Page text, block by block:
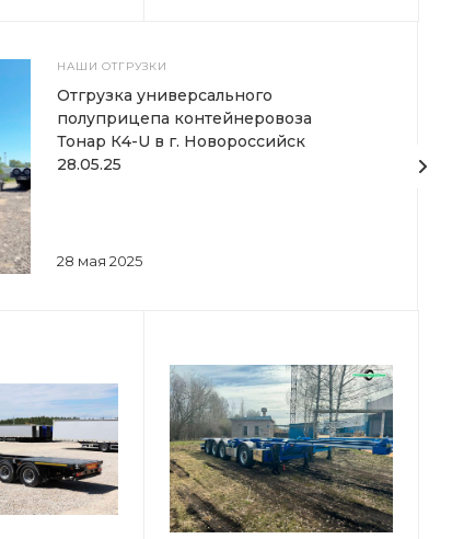
НАШИ ОТГРУЗКИ
28 мая 2025
Отгрузка универсального
полуприцепа контейнеровоза
Тонар К4-U в г. Новороссийск
28.05.25